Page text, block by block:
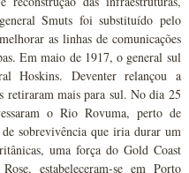
Smuts foi substituído pelo
as linhas de comunicações
Em maio de 1917, o general sul
Hoskins. Deventer relançou a
retiraram mais para sul. No dia 25
o Rio Rovuma, perto de
sobrevivência que iria durar um
uma força do Gold Coast
estabeleceram-se em Porto